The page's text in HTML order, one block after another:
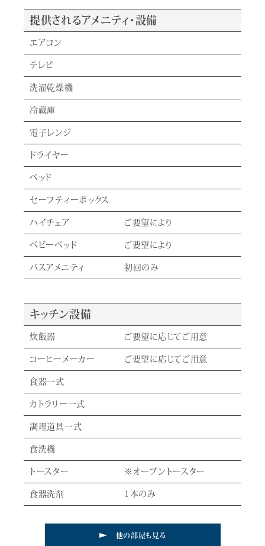
提供されるアメニティ・設備
エアコン
テレビ
洗濯乾燥機
冷蔵庫
電子レンジ
ドライヤー
ベッド
セーフティーボックス
ハイチェア ご要望により
ベビーベッド ご要望により
バスアメニティ 初回のみ
キッチン設備
炊飯器 ご要望に応じてご用意
コーヒーメーカー ご要望に応じてご用意
食器一式
カトラリー一式
調理道具一式
食洗機
トースター ※オーブントースター
食器洗剤 1本のみ
他の部屋も見る